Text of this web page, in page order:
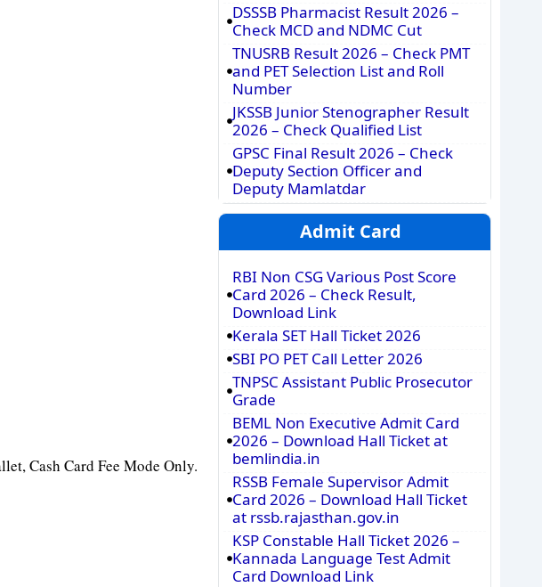
Cash Card Fee Mode Only.
DSSSB Pharmacist Result 2026 –
Check MCD and NDMC Cut
TNUSRB Result 2026 – Check PMT
and PET Selection List and Roll
Number
JKSSB Junior Stenographer Result
2026 – Check Qualified List
GPSC Final Result 2026 – Check
Deputy Section Officer and
Deputy Mamlatdar
Admit Card
RBI Non CSG Various Post Score
Card 2026 – Check Result,
Download Link
Kerala SET Hall Ticket 2026
SBI PO PET Call Letter 2026
TNPSC Assistant Public Prosecutor
Grade
BEML Non Executive Admit Card
2026 – Download Hall Ticket at
bemlindia.in
RSSB Female Supervisor Admit
Card 2026 – Download Hall Ticket
at rssb.rajasthan.gov.in
KSP Constable Hall Ticket 2026 –
Kannada Language Test Admit
Card Download Link